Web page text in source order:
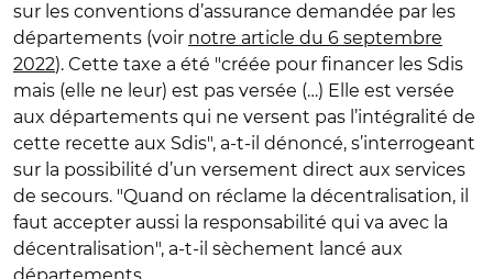
sur les conventions d’assurance demandée par les
départements (voir notre article du 6 septembre
2022). Cette taxe a été "créée pour financer les Sdis
mais (elle ne leur) est pas versée (…) Elle est versée
aux départements qui ne versent pas l’intégralité de
cette recette aux Sdis", a-t-il dénoncé, s’interrogeant
sur la possibilité d’un versement direct aux services
de secours. "Quand on réclame la décentralisation, il
faut accepter aussi la responsabilité qui va avec la
décentralisation", a-t-il sèchement lancé aux
départements.